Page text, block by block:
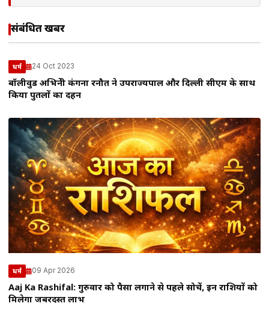
संबंधित खबरें
धर्म 24 Oct 2023
बॉलीवुड अभिनेत्री कंगना रनौत ने उपराज्यपाल और दिल्ली सीएम के साथ
किया पुतलों का दहन
धर्म 09 Apr 2026
Aaj Ka Rashifal: गुरुवार को पैसा लगाने से पहले सोचें, इन राशियों को
मिलेगा जबरदस्त लाभ